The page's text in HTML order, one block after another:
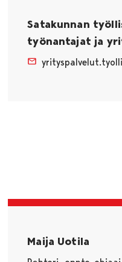
Satakunnan
työnantajat ja
Maija Uotila